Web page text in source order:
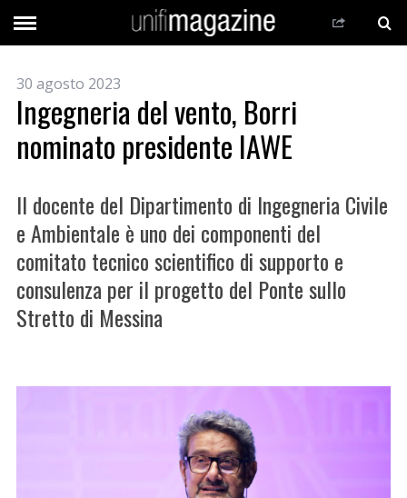
30 agosto 2023
Ingegneria del vento, Borri
nominato presidente IAWE
Il docente del Dipartimento di Ingegneria Civile
e Ambientale è uno dei componenti del
comitato tecnico scientifico di supporto e
consulenza per il progetto del Ponte sullo
Stretto di Messina